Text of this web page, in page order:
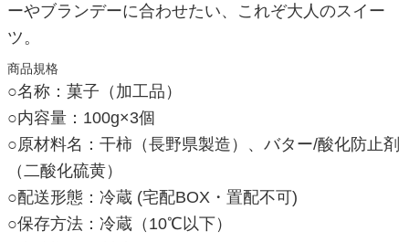
ーやブランデーに合わせたい、これぞ大人のスイー
ツ。
商品規格
○名称：菓子（加工品）
○内容量：100g×3個
○原材料名：干柿（長野県製造）、バター/酸化防止剤
（二酸化硫黄）
○配送形態：冷蔵 (宅配BOX・置配不可)
○保存方法：冷蔵（10℃以下）